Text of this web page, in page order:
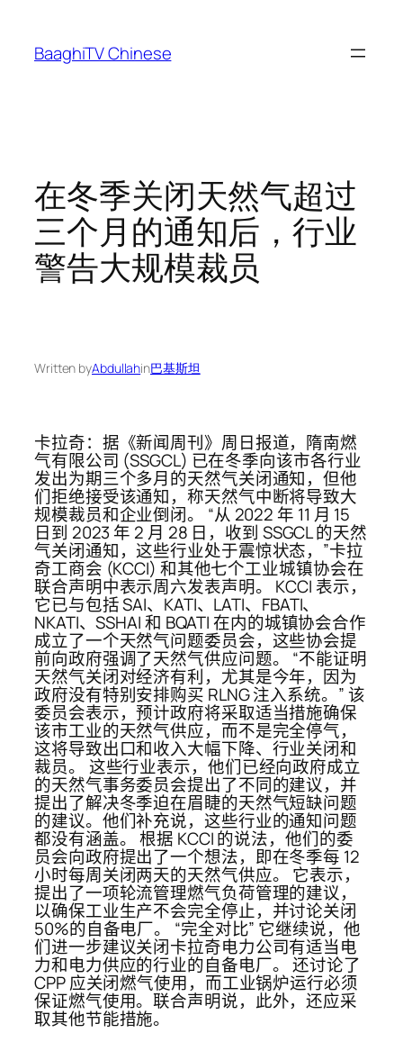
content
BaaghiTV Chinese
在冬季关闭天然气超过
三个月的通知后，行业
警告大规模裁员
Written byAbdullahin巴基斯坦
卡拉奇：据《新闻周刊》周日报道，隋南燃
气有限公司 (SSGCL) 已在冬季向该市各行业
发出为期三个多月的天然气关闭通知，但他
们拒绝接受该通知，称天然气中断将导致大
规模裁员和企业倒闭。 “从 2022 年 11 月 15
日到 2023 年 2 月 28 日，收到 SSGCL 的天然
气关闭通知，这些行业处于震惊状态，”卡拉
奇工商会 (KCCI) 和其他七个工业城镇协会在
联合声明中表示周六发表声明。 KCCI 表示，
它已与包括 SAI、KATI、LATI、FBATI、
NKATI、SSHAI 和 BQATI 在内的城镇协会合作
成立了一个天然气问题委员会，这些协会提
前向政府强调了天然气供应问题。 “不能证明
天然气关闭对经济有利，尤其是今年，因为
政府没有特别安排购买 RLNG 注入系统。” 该
委员会表示，预计政府将采取适当措施确保
该市工业的天然气供应，而不是完全停气，
这将导致出口和收入大幅下降、行业关闭和
裁员。 这些行业表示，他们已经向政府成立
的天然气事务委员会提出了不同的建议，并
提出了解决冬季迫在眉睫的天然气短缺问题
的建议。他们补充说，这些行业的通知问题
都没有涵盖。 根据 KCCI 的说法，他们的委
员会向政府提出了一个想法，即在冬季每 12
小时每周关闭两天的天然气供应。 它表示，
提出了一项轮流管理燃气负荷管理的建议，
以确保工业生产不会完全停止，并讨论关闭
50%的自备电厂。 “完全对比” 它继续说，他
们进一步建议关闭卡拉奇电力公司有适当电
力和电力供应的行业的自备电厂。 还讨论了
CPP 应关闭燃气使用，而工业锅炉运行必须
保证燃气使用。联合声明说，此外，还应采
取其他节能措施。